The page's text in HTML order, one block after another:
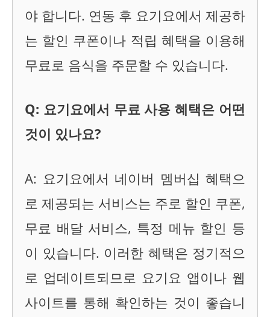
야 합니다. 연동 후 요기요에서 제공하
는 할인 쿠폰이나 적립 혜택을 이용해
무료로 음식을 주문할 수 있습니다.
Q: 요기요에서 무료 사용 혜택은 어떤
것이 있나요?
A: 요기요에서 네이버 멤버십 혜택으
로 제공되는 서비스는 주로 할인 쿠폰,
무료 배달 서비스, 특정 메뉴 할인 등
이 있습니다. 이러한 혜택은 정기적으
로 업데이트되므로 요기요 앱이나 웹
사이트를 통해 확인하는 것이 좋습니